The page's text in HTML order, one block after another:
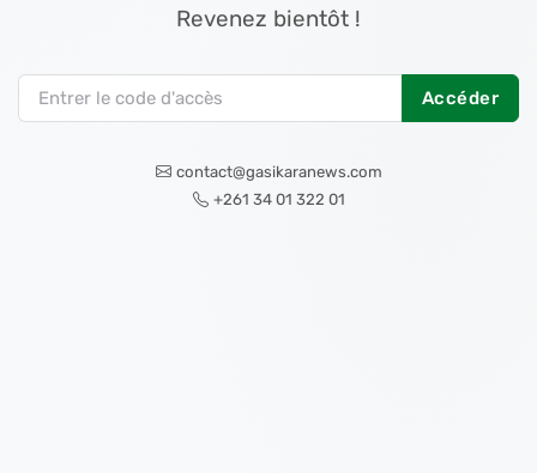
Revenez bientôt !
Accéder
contact@gasikaranews.com
+261 34 01 322 01